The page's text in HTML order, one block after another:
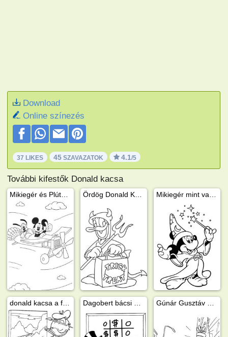
Download
Online színezés
37 LIKES 45 SZAVAZATOK 4.1/5
További kifestők Donald kacsa